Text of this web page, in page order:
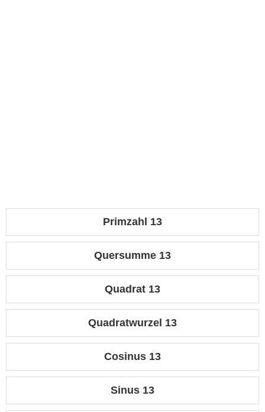
Primzahl 13
Quersumme 13
Quadrat 13
Quadratwurzel 13
Cosinus 13
Sinus 13